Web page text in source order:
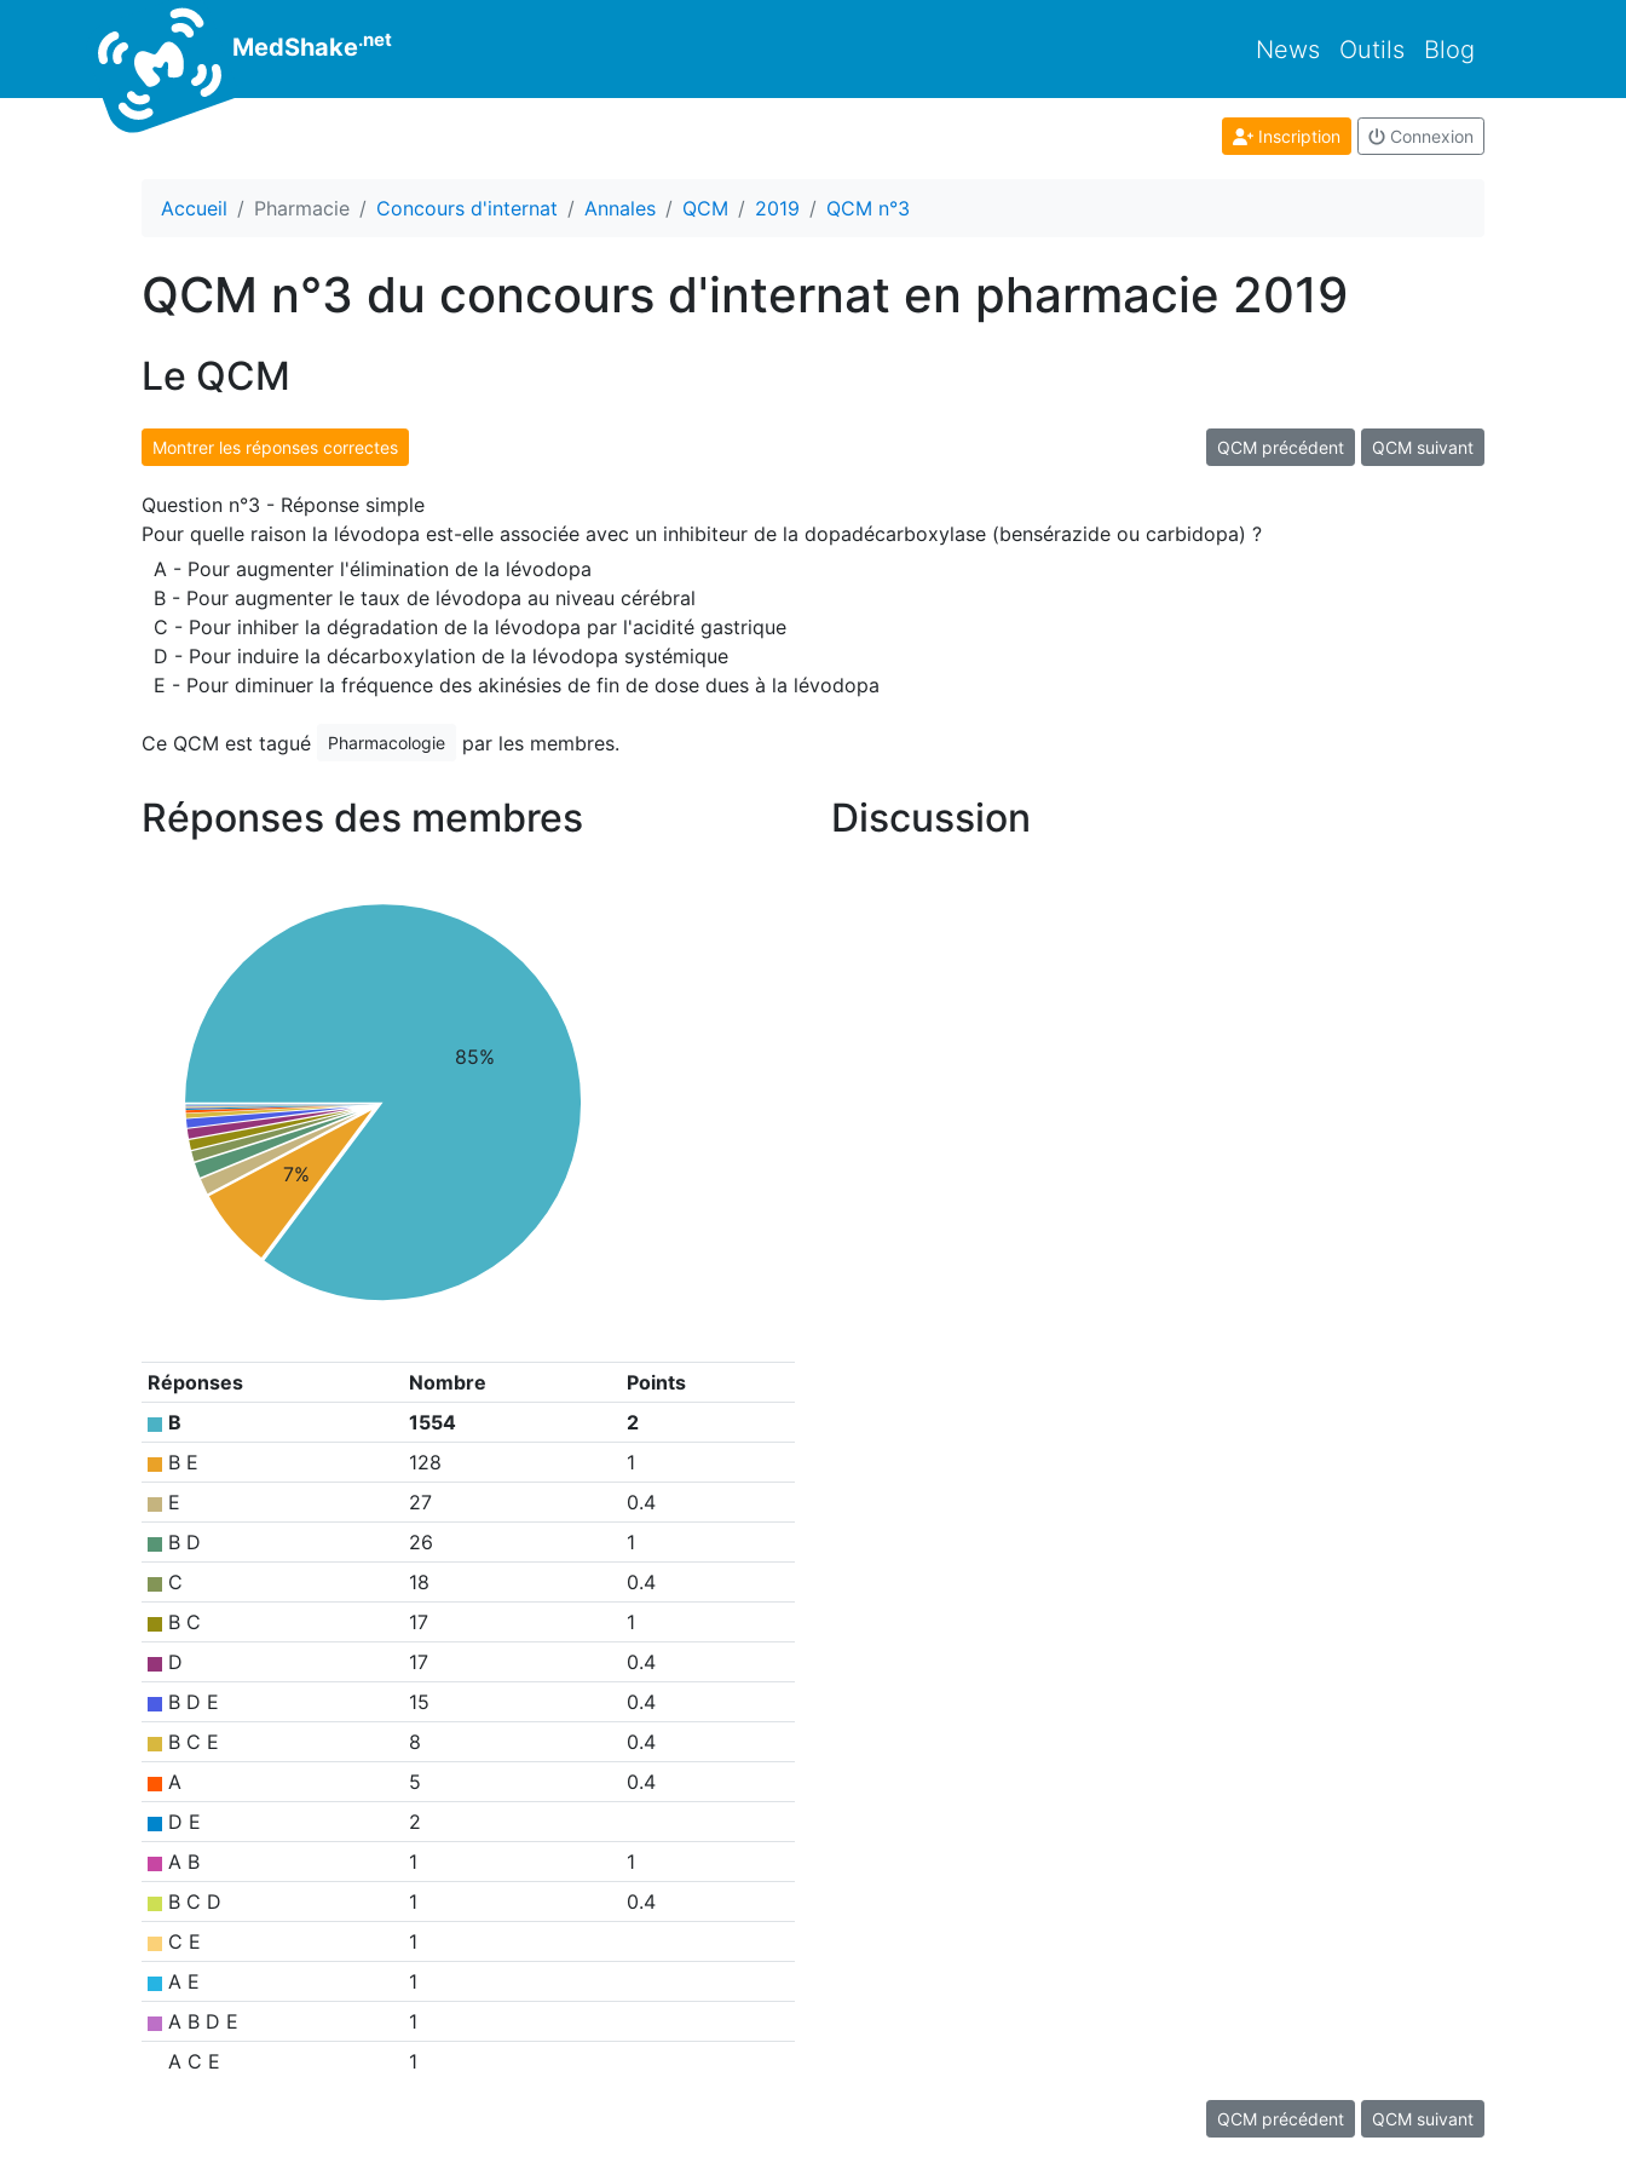
MedShake.net News Outils Blog
Inscription Connexion
Accueil Pharmacie Concours d'internat Annales QCM 2019 QCM n°3
QCM n°3 du concours d'internat en pharmacie 2019
Le QCM
Montrer les réponses correctes QCM précédent QCM suivant
Question n°3 - Réponse simple
Pour quelle raison la lévodopa est-elle associée avec un inhibiteur de la dopadécarboxylase (bensérazide ou carbidopa) ?
A - Pour augmenter l'élimination de la lévodopa
B - Pour augmenter le taux de lévodopa au niveau cérébral
C - Pour inhiber la dégradation de la lévodopa par l'acidité gastrique
D - Pour induire la décarboxylation de la lévodopa systémique
E - Pour diminuer la fréquence des akinésies de fin de dose dues à la lévodopa
Ce QCM est tagué Pharmacologie par les membres.
Réponses des membres
85%
7%
Réponses Nombre
Points
B
1554
2
B E
128
1
E
27
0.4
B D
26
1
C
18
0.4
B C
17
1
D
17
0.4
B D E
15
0.4
B C E
8
0.4
A
5
0.4
D E
2
A B
1
1
B C D
1
0.4
C E
1
A E
1
A B D E
1
A C E
1
Discussion
QCM précédent QCM suivant